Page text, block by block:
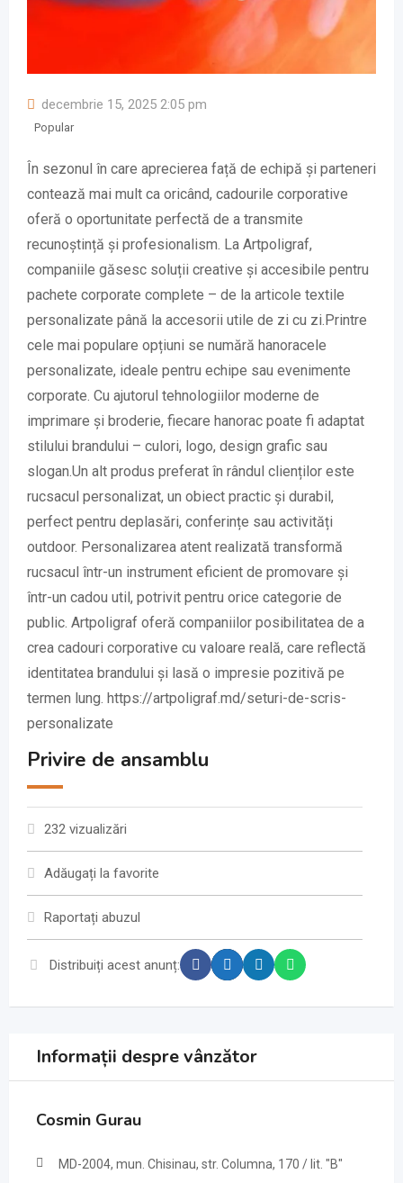
decembrie 15, 2025 2:05 pm
Popular
În sezonul în care aprecierea față de echipă și parteneri
contează mai mult ca oricând, cadourile corporative
oferă o oportunitate perfectă de a transmite
recunoștință și profesionalism. La Artpoligraf,
companiile găsesc soluții creative și accesibile pentru
pachete corporate complete – de la articole textile
personalizate până la accesorii utile de zi cu zi.Printre
cele mai populare opțiuni se numără hanoracele
personalizate, ideale pentru echipe sau evenimente
corporate. Cu ajutorul tehnologiilor moderne de
imprimare și broderie, fiecare hanorac poate fi adaptat
stilului brandului – culori, logo, design grafic sau
slogan.Un alt produs preferat în rândul clienților este
rucsacul personalizat, un obiect practic și durabil,
perfect pentru deplasări, conferințe sau activități
outdoor. Personalizarea atent realizată transformă
rucsacul într-un instrument eficient de promovare și
într-un cadou util, potrivit pentru orice categorie de
public. Artpoligraf oferă companiilor posibilitatea de a
crea cadouri corporative cu valoare reală, care reflectă
identitatea brandului și lasă o impresie pozitivă pe
termen lung. https://artpoligraf.md/seturi-de-scris-
personalizate
Privire de ansamblu
232 vizualizări
Adăugați la favorite
Raportați abuzul
Distribuiți acest anunț:
Informații despre vânzător
Cosmin Gurau
MD-2004, mun. Chisinau, str. Columna, 170 / lit. "B"